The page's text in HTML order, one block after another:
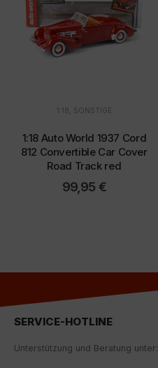
1:18 SONSTIGE
1:18 Auto World 1937 Cord
812 Convertible Car Cover
Road Track red
99,95 €
SERVICE-HOTLINE
Unterstützung und Beratung unter: